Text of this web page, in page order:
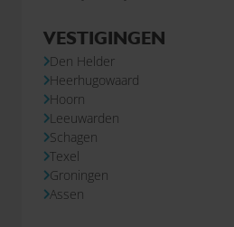
VESTIGINGEN
Den Helder
Heerhugowaard
Hoorn
Leeuwarden
Schagen
Texel
Groningen
Assen